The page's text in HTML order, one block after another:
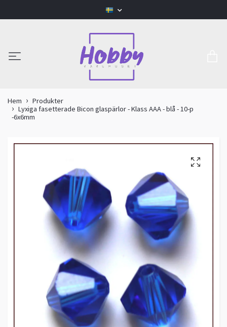
Hem
Produkter
Lyxiga fasetterade Bicon glaspärlor - Klass AAA - blå - 10-p
-6x6mm